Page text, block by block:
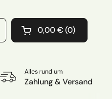
Warenkorb öffnen
Warenkorb
0,00 € 0
im Warenkorb
Alles rund um
Zahlung & Versand